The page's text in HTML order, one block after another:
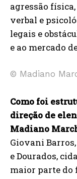
agressão
verbal e
legais e
e ao mercado
© Madiano
Como foi
direção de
Madiano
Giovani
e Dourados,
maior parte do